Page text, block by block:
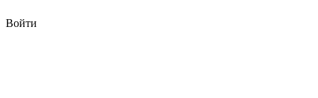
Войти